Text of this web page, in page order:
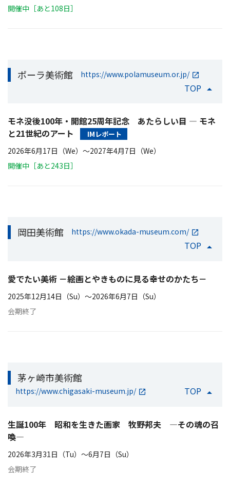
開催中［あと108日］
ポーラ美術館 https://www.polamuseum.or.jp/
TOP
モネ没後100年・開館25周年記念 あたらしい目 ― モネ
と21世紀のアート
IMレポート
2026年6月17日（We）〜2027年4月7日（We）
開催中［あと243日］
岡田美術館 https://www.okada-museum.com/
TOP
愛でたい美術 －絵画とやきものに見る幸せのかたち－
2025年12月14日（Su）〜2026年6月7日（Su）
会期終了
茅ヶ崎市美術館
https://www.chigasaki-museum.jp/ TOP
生誕100年 昭和を生きた画家 牧野邦夫 —その魂の召
喚—
2026年3月31日（Tu）〜6月7日（Su）
会期終了